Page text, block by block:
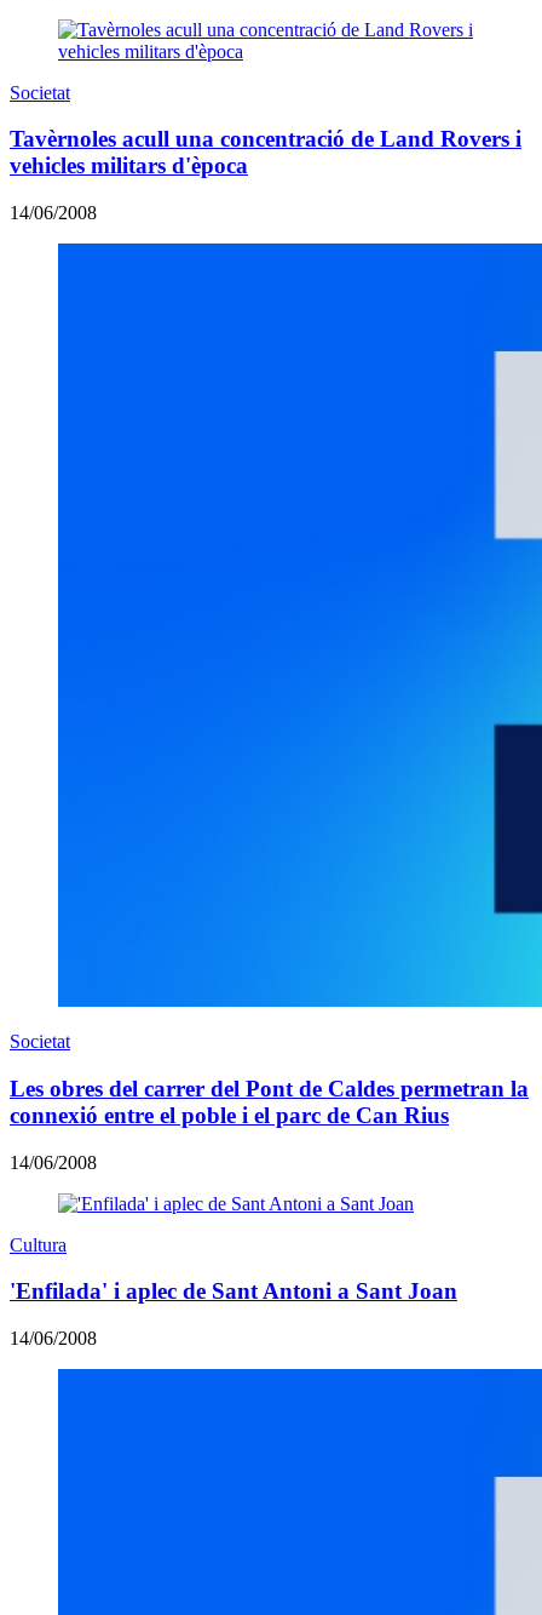
Societat
Tavèrnoles acull una concentració de Land Rovers i
vehicles militars d'època
14/06/2008
Societat
Les obres del carrer del Pont de Caldes permetran la
connexió entre el poble i el parc de Can Rius
14/06/2008
Cultura
'Enfilada' i aplec de Sant Antoni a Sant Joan
14/06/2008